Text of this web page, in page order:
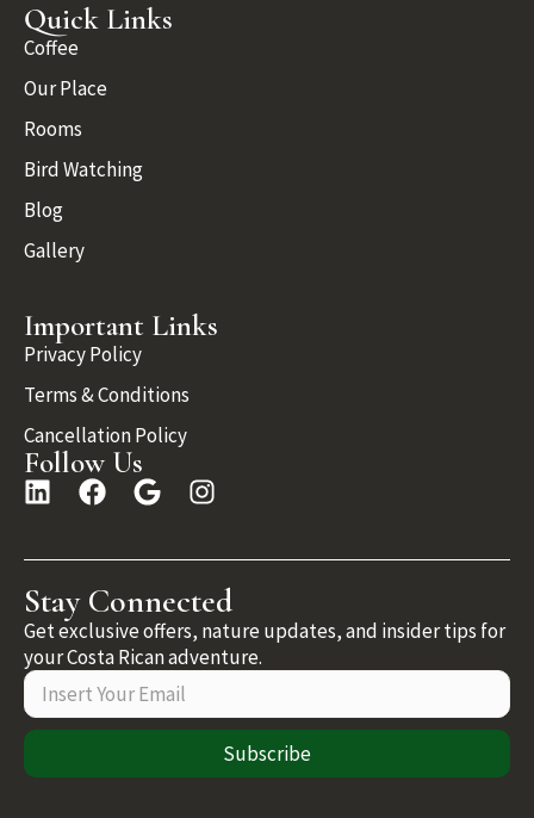
Quick Links
Coffee
Our Place
Rooms
Bird Watching
Blog
Gallery
Important Links
Privacy Policy
Terms & Conditions
Cancellation Policy
Follow Us
Stay Connected
Get exclusive offers, nature updates, and insider tips for
your Costa Rican adventure.
Subscribe